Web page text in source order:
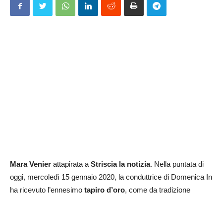
Mara Venier attapirata aStriscia la notizia. Nella puntata di
oggi, mercoledì 15 gennaio 2020, la conduttrice di Domenica In
ha ricevuto l’ennesimo tapiro d’oro, come da tradizione